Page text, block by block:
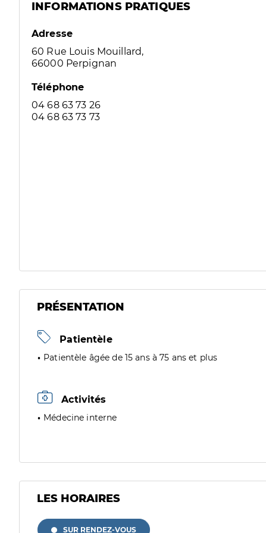
INFORMATIONS PRATIQUES
Adresse
60 Rue Louis Mouillard,
66000 Perpignan
Téléphone
04 68 63 73 26
04 68 63 73 73
PRÉSENTATION
Patientèle
Patientèle âgée de 15 ans à 75 ans et plus
Activités
Médecine interne
LES HORAIRES
SUR RENDEZ-VOUS